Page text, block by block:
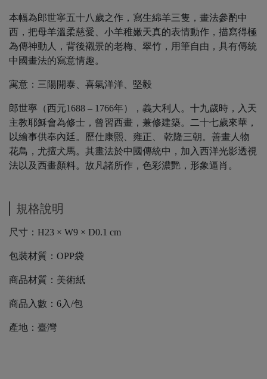
本幅為郎世寧五十八歲之作，寫生綿羊三隻，畫法參酌中
西，把母羊溫柔慈愛、小羊稚嫩天真的表情動作，描寫得極
為傳神動人，背後襯景的老梅、翠竹，用筆自由，具有傳統
中國畫法的寫意情趣。
寓意：三陽開泰、喜氣洋洋、堅毅
郎世寧（西元1688 – 1766年），義大利人。十九歲時，入天
主教耶穌會為修士，曾習西畫，兼修建築。二十七歲來華，
以繪事供奉內廷。歷仕康熙、雍正、 乾隆三朝。善畫人物
花鳥，尤擅犬馬。其畫法於中國傳統中，加入西洋光影透視
法以及西畫顏料。故凡諸所作，色彩濃艷，形象逼肖。
規格說明
尺寸：H23 × W9 × D0.1 cm
包裝材質：OPP袋
商品材質：美術紙
商品入數：6入/包
產地：臺灣